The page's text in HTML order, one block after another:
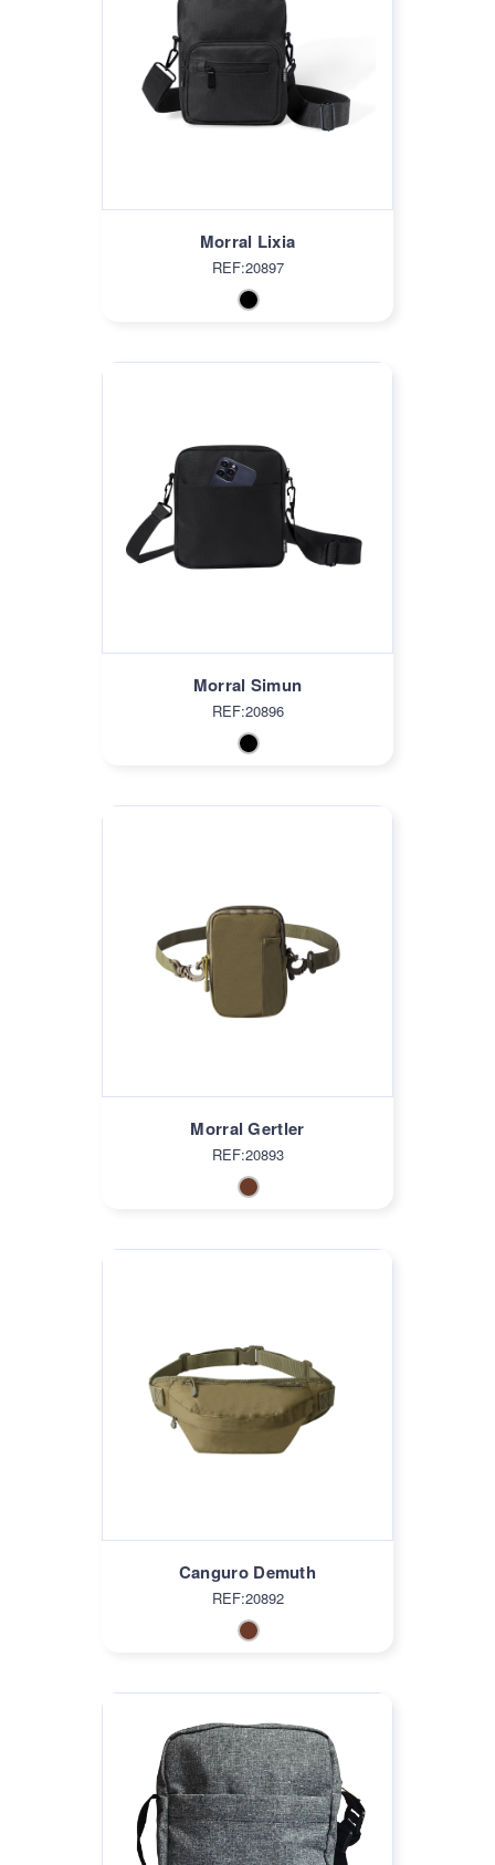
Morral Lixia
REF:20897
Morral Simun
REF:20896
Morral Gertler
REF:20893
Canguro Demuth
REF:20892